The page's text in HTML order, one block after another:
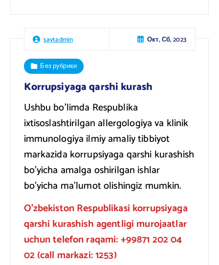
saytadmin Окт, Сб, 2023
Без рубрики
Korrupsiyaga qarshi kurash
Ushbu bo’limda Respublika
ixtisoslashtirilgan allergologiya va klinik
immunologiya ilmiy amaliy tibbiyot
markazida korrupsiyaga qarshi kurashish
bo’yicha amalga oshirilgan ishlar
bo’yicha ma’lumot olishingiz mumkin.
O’zbekiston Respublikasi korrupsiyaga
qarshi kurashish agentligi murojaatlar
uchun telefon raqami: +99871 202 04
02 (call markazi: 1253)